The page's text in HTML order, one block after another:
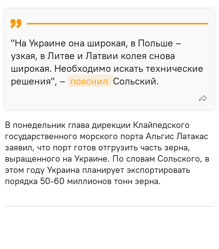
"На Украине она широкая, в Польше –
узкая, в Литве и Латвии колея снова
широкая. Необходимо искать технические
решения", – пояснил Сольский.
В понедельник глава дирекции Клайпедского
государственного морского порта Альгис Латакас
заявил, что порт готов отгрузить часть зерна,
выращенного на Украине. По словам Сольского, в
этом году Украина планирует экспортировать
порядка 50-60 миллионов тонн зерна.